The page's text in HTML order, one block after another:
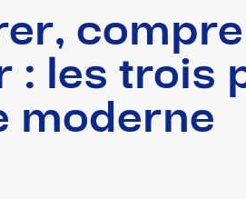
: les trois
moderne